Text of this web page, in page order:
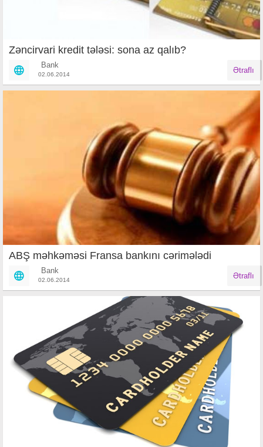
Zəncirvari kredit tələsi: sona az qalıb?
Bank
02.06.2014 Ətraflı
ABŞ məhkəməsi Fransa bankını cərimələdi
Bank
02.06.2014 Ətraflı